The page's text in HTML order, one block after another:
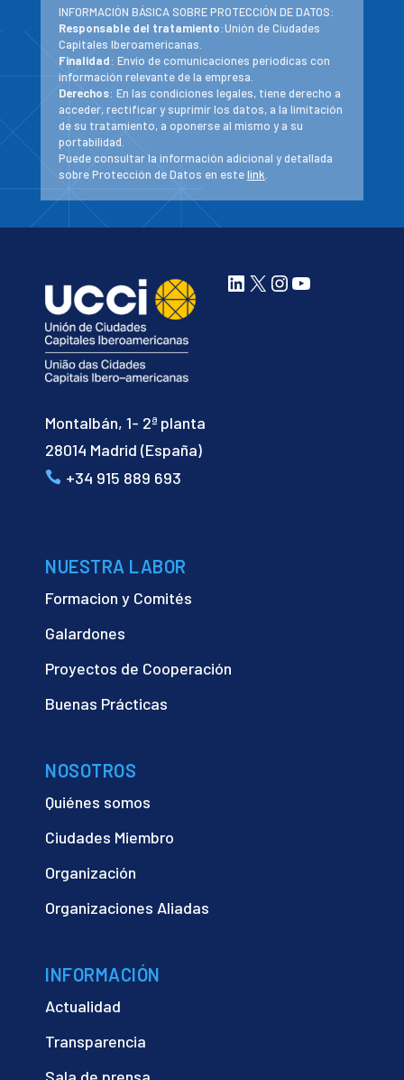
INFORMACIÓN BÁSICA SOBRE PROTECCIÓN DE DATOS:
Responsable del tratamiento:Unión de Ciudades
Capitales Iberoamericanas.
Finalidad: Envío de comunicaciones periodicas con
información relevante de la empresa.
Derechos: En las condiciones legales, tiene derecho a
acceder, rectificar y suprimir los datos, a la limitación
de su tratamiento, a oponerse al mismo y a su
portabilidad.
Puede consultar la información adicional y detallada
sobre Protección de Datos en estelink.
Montalbán, 1- 2ª planta
28014 Madrid (España)
+34 915 889 693
LinkedIn
X Instagram
YouTube
NUESTRA LABOR
Formacion y Comités
Galardones
Proyectos de Cooperación
Buenas Prácticas
NOSOTROS
Quiénes somos
Ciudades Miembro
Organización
Organizaciones Aliadas
INFORMACIÓN
Actualidad
Transparencia